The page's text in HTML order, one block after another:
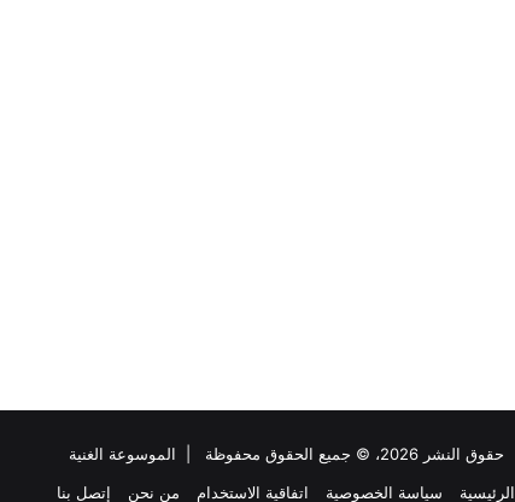
حقوق النشر 2026، © جميع الحقوق محفوظة |
الموسوعة الغنية
الرئيسية
سياسة الخصوصية اتفاقية الاستخدام من نحن إتصل بنا